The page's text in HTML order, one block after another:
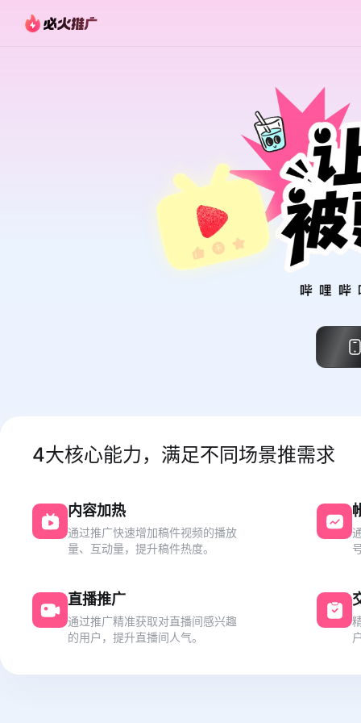
4大核心能力，满足不同场景推需求
内容加热
通过推广快速增加稿件视频的播放
量、互动量，提升稿件热度。
直播推广
通过推广精准获取对直播间感兴趣
的用户，提升直播间人气。